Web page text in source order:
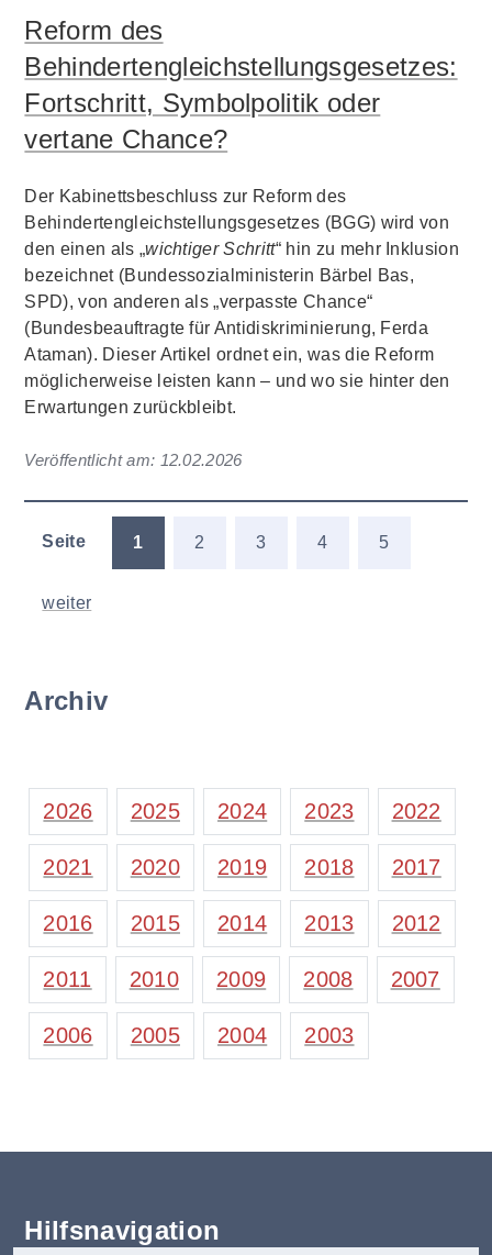
Reform des
Behindertengleichstellungsgesetzes:
Fortschritt, Symbolpolitik oder
vertane Chance?
Der Kabinettsbeschluss zur Reform des
Behindertengleichstellungsgesetzes (BGG) wird von
den einen als „wichtiger Schritt“ hin zu mehr Inklusion
bezeichnet (Bundessozialministerin Bärbel Bas,
SPD), von anderen als „verpasste Chance“
(Bundesbeauftragte für Antidiskriminierung, Ferda
Ataman). Dieser Artikel ordnet ein, was die Reform
möglicherweise leisten kann – und wo sie hinter den
Erwartungen zurückbleibt.
Veröffentlicht am: 12.02.2026
Seite 1 2 3 4 5
weiter
Archiv
2026 2025 2024 2023 2022
2021 2020 2019 2018 2017
2016 2015 2014 2013 2012
2011 2010 2009 2008 2007
2006 2005 2004 2003
Hilfsnavigation